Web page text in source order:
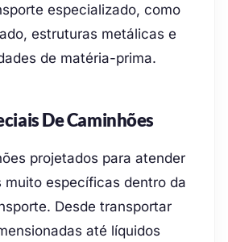
especializado, como
estruturas metálicas e
de matéria-prima.
De Caminhões
projetados para atender
muito específicas dentro da
Desde transportar
até líquidos